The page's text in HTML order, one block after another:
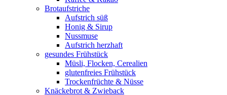
Brotaufstriche
Aufstrich süß
Honig & Sirup
Nussmuse
Aufstrich herzhaft
gesundes Frühstück
Müsli, Flocken, Cerealien
glutenfreies Frühstück
Trockenfrüchte & Nüsse
Knäckebrot & Zwieback